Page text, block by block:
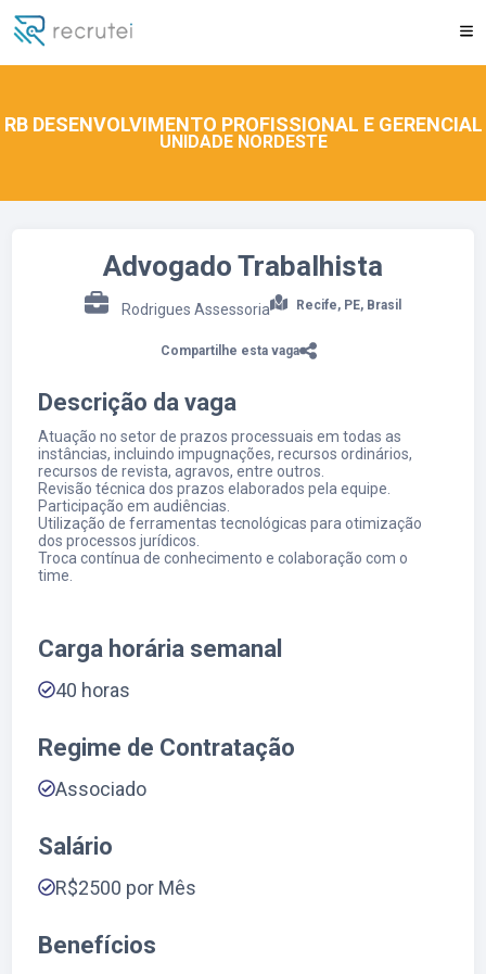
Candidatar-se para essa vaga
RB DESENVOLVIMENTO PROFISSIONAL E GERENCIAL
UNIDADE NORDESTE
Advogado Trabalhista
Rodrigues Assessoria Recife, PE, Brasil
Compartilhe esta vaga
Descrição da vaga
Atuação no setor de prazos processuais em todas as
instâncias, incluindo impugnações, recursos ordinários,
recursos de revista, agravos, entre outros.
Revisão técnica dos prazos elaborados pela equipe.
Participação em audiências.
Utilização de ferramentas tecnológicas para otimização
dos processos jurídicos.
Troca contínua de conhecimento e colaboração com o
time.
Carga horária semanal
40 horas
Regime de Contratação
Associado
Salário
R$2500 por Mês
Benefícios